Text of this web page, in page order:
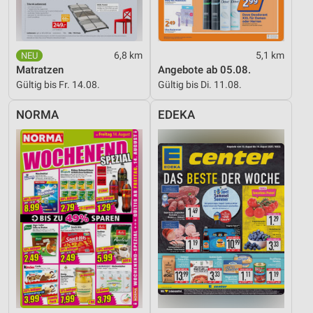
6,8 km
Matratzen
Gültig bis Fr. 14.08.
5,1 km
Angebote ab 05.08.
Gültig bis Di. 11.08.
NORMA EDEKA
Geräte anhand von aktiv angeforderten
Informationen identifizieren
Nicht-IAB-Verarbeitungszwecke:
Notwendig
Performance
Funktional
Werbung